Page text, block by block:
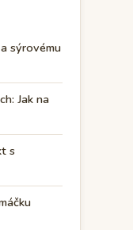
sýrovému
Jak na
s